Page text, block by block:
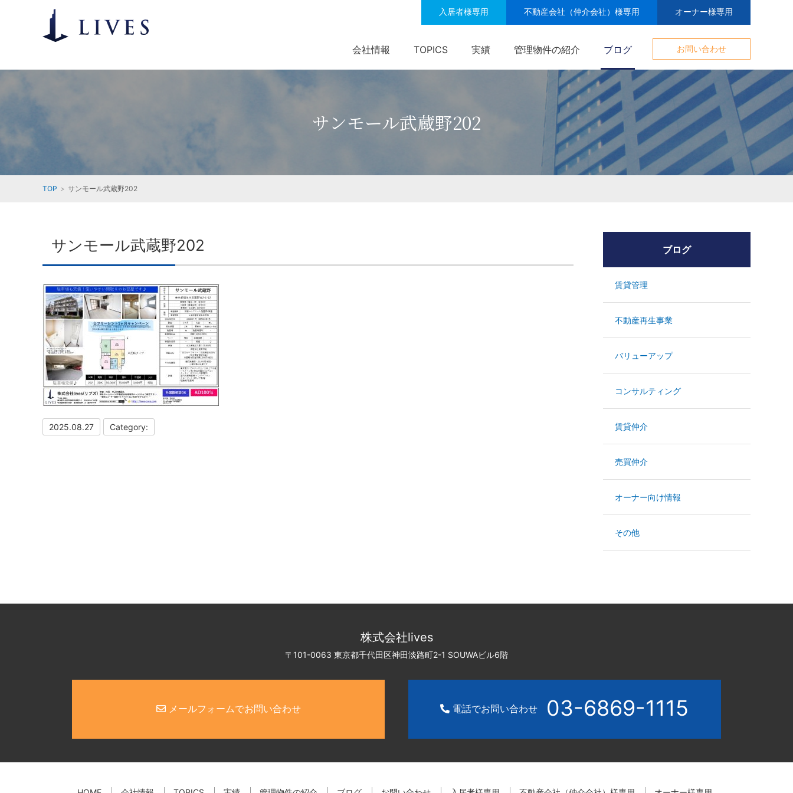
入居者様専用 不動産会社（仲介会社）様専用 オーナー様専用
会社情報 TOPICS 実績 管理物件の紹介 ブログ お問い合わせ
サンモール武蔵野202
TOP サンモール武蔵野202
サンモール武蔵野202
2025.08.27 Category:
ブログ
賃貸管理
不動産再生事業
バリューアップ
コンサルティング
賃貸仲介
売買仲介
オーナー向け情報
その他
株式会社lives
〒101-0063 東京都千代田区神田淡路町2-1 SOUWAビル6階
メールフォームでお問い合わせ 電話でお問い合わせ 03-6869-1115